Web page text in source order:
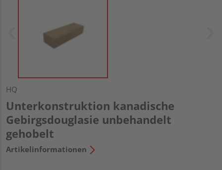
HQ
Unterkonstruktion kanadische
Gebirgsdouglasie unbehandelt
gehobelt
Artikelinformationen